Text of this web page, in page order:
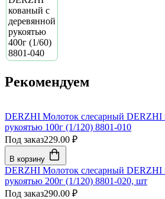
Рекомендуем
DERZHI Молоток слесарный DERZHI
рукоятью 100г (1/120) 8801-010
Под заказ229.00 ₽
В корзину
DERZHI Молоток слесарный DERZHI
рукоятью 200г (1/120) 8801-020, шт
Под заказ290.00 ₽